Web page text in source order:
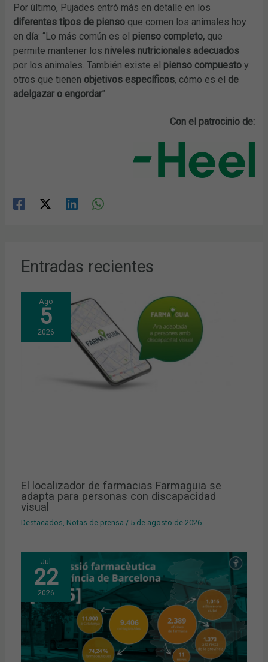
Por último, Pujades entró más en detalle en los
diferentes tipos de pienso que comen los animales hoy
en día: “Lo más común es el pienso completo, que
permite mantener los niveles nutricionales adecuados
por los animales. También existe el pienso compuesto y
otros que tienen objetivos específicos, cómo es el de
adelgazar o engordar”.
Con el patrocinio de:
Entradas recientes
Ago
5
2026
El localizador de farmacias Farmaguia se
adapta para personas con discapacidad
visual
Destacados Notas de prensa / 5 de agosto de 2026
Jul
22
2026